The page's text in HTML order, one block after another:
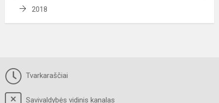
2018
Tvarkaraščiai
Savivaldybės vidinis kanalas